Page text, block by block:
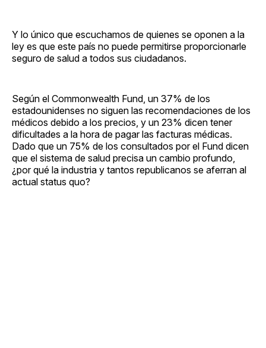
Y lo único que escuchamos de quienes se oponen a la
ley es que este país no puede permitirse proporcionarle
seguro de salud a todos sus ciudadanos.
Según el Commonwealth Fund, un 37% de los
estadounidenses no siguen las recomendaciones de los
médicos debido a los precios, y un 23% dicen tener
dificultades a la hora de pagar las facturas médicas.
Dado que un 75% de los consultados por el Fund dicen
que el sistema de salud precisa un cambio profundo,
¿por qué la industria y tantos republicanos se aferran al
actual status quo?